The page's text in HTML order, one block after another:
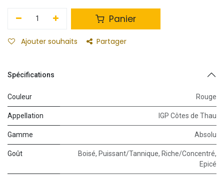
Panier
Ajouter souhaits Partager
Spécifications
Couleur Rouge
Appellation IGP Côtes de Thau
Gamme Absolu
Goût Boisé, Puissant/Tannique, Riche/Concentré,
Epicé